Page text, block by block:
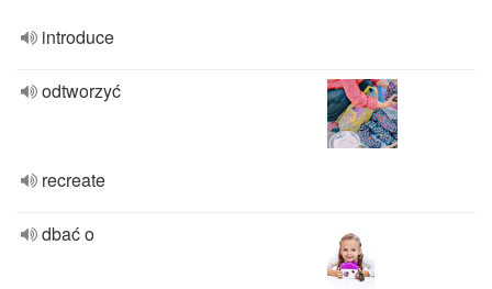
introduce
odtworzyć
recreate
dbać o